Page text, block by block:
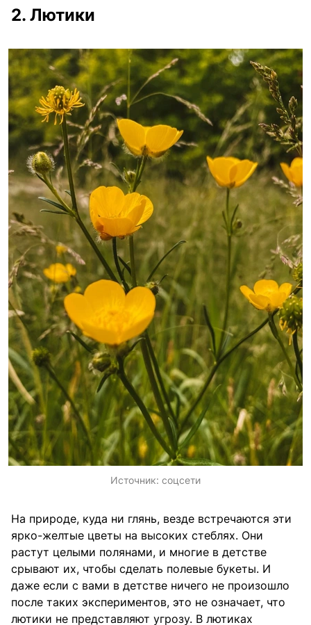
2. Лютики
Источник: соцсети
На природе, куда ни глянь, везде встречаются эти
ярко-желтые цветы на высоких стеблях. Они
растут целыми полянами, и многие в детстве
срывают их, чтобы сделать полевые букеты. И
даже если с вами в детстве ничего не произошло
после таких экспериментов, это не означает, что
лютики не представляют угрозу. В лютиках